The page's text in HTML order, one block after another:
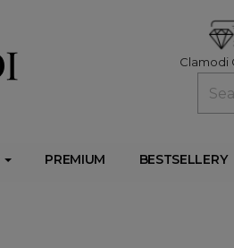
Clamodi
PREMIUM BESTSELLERY